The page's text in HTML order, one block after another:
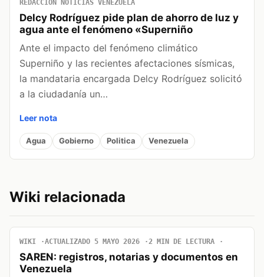
REDACCIÓN NOTICIAS VENEZUELA
Delcy Rodríguez pide plan de ahorro de luz y
agua ante el fenómeno «Superniño
Ante el impacto del fenómeno climático
Superniño y las recientes afectaciones sísmicas,
la mandataria encargada Delcy Rodríguez solicitó
a la ciudadanía un…
Leer nota
Agua Gobierno Politica Venezuela
Wiki relacionada
WIKI ACTUALIZADO 5 MAYO 2026 2 MIN DE LECTURA
SAREN: registros, notarias y documentos en
Venezuela